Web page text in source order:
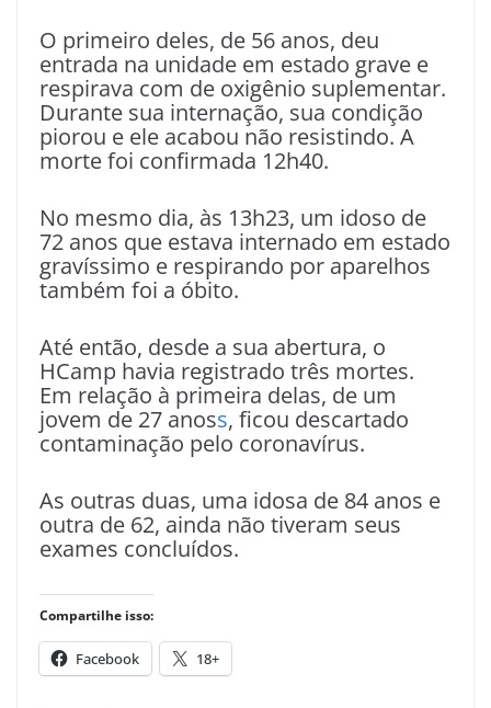
O primeiro deles, de 56 anos, deu
entrada na unidade em estado grave e
respirava com de oxigênio suplementar.
Durante sua internação, sua condição
piorou e ele acabou não resistindo. A
morte foi confirmada 12h40.
No mesmo dia, às 13h23, um idoso de
72 anos que estava internado em estado
gravíssimo e respirando por aparelhos
também foi a óbito.
Até então, desde a sua abertura, o
HCamp havia registrado três mortes.
Em relação à primeira delas, de um
jovem de 27 anoss, ficou descartado
contaminação pelo coronavírus.
As outras duas, uma idosa de 84 anos e
outra de 62, ainda não tiveram seus
exames concluídos.
Compartilhe isso:
Facebook 18+